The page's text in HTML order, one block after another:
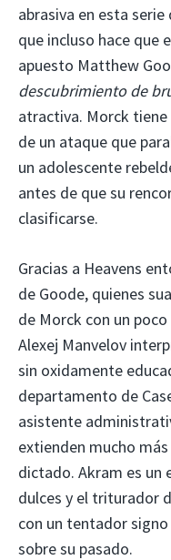
abrasiva en esta
que incluso hace que
apuesto Matthew
descubrimiento de
atractiva. Morck tiene
de un ataque que
un adolescente
antes de que su
clasificarse.
Gracias a Heavens
de Goode, quienes
de Morck con un
Alexej Manvelov
sin oxidamente
departamento de
asistente
extienden mucho
dictado. Akram es un
dulces y el triturador
con un tentador
sobre su pasado.